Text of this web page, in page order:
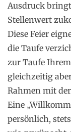
Ausdruck
Stellenwert
Diese Feier
die Taufe
zur Taufe
gleichzeitig
Rahmen mit
Eine
persönlich,